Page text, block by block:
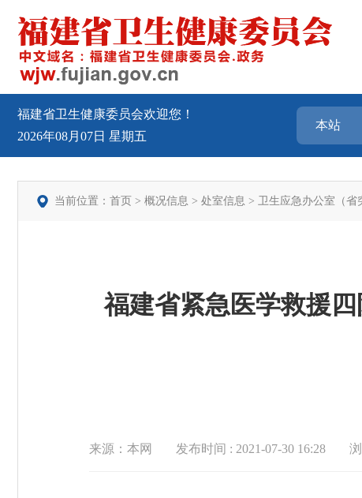
福建省卫生健康委员会欢迎您！
2026年08月07日 星期五
当前位置： 首页 > 概况信息 > 处室信息 > 卫生应急办公室（省
福建省紧急医学救援
来源：本网 发布时间 : 2021-07-30 16:28